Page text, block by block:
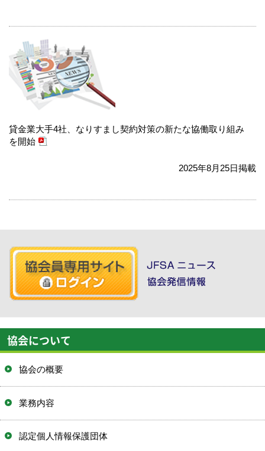
貸金業大手4社、なりすまし契約対策の新たな協働取り組み
を開始
2025年8月25日掲載
協会について
協会の概要
業務内容
認定個人情報保護団体